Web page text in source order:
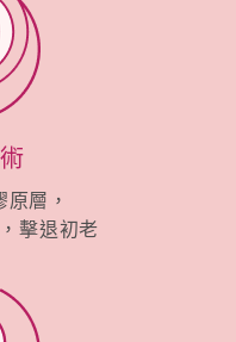
層，
擊退初老